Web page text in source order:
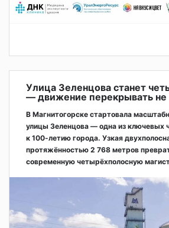
Улица Зеленцова станет
— движение перекрывать не
В Магнитогорске стартовала
улицы Зеленцова — одна из ключевых
к 100-летию города. Узкая
протяжённостью 2 768 метров
современную четырёхполосную